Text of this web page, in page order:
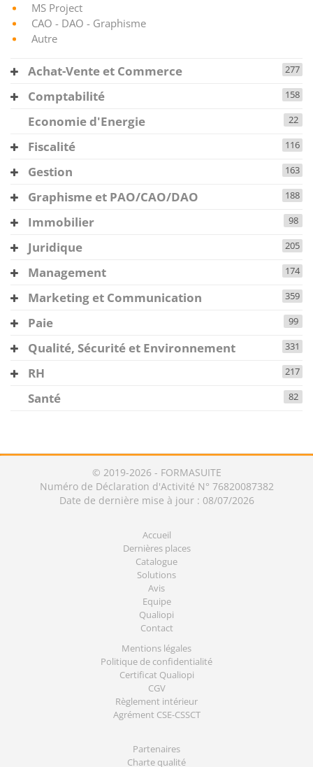
MS Project
CAO - DAO - Graphisme
Autre
Achat-Vente et Commerce 277
Comptabilité 158
Economie d'Energie 22
Fiscalité 116
Gestion 163
Graphisme et PAO/CAO/DAO 188
Immobilier 98
Juridique 205
Management 174
Marketing et Communication 359
Paie 99
Qualité, Sécurité et Environnement 331
RH 217
Santé 82
© 2019-2026 - FORMASUITE
Numéro de Déclaration d'Activité N° 76820087382
Date de dernière mise à jour : 08/07/2026
Accueil
Dernières places
Catalogue
Solutions
Avis
Equipe
Qualiopi
Contact
Mentions légales
Politique de confidentialité
Certificat Qualiopi
CGV
Règlement intérieur
Agrément CSE-CSSCT
Partenaires
Charte qualité